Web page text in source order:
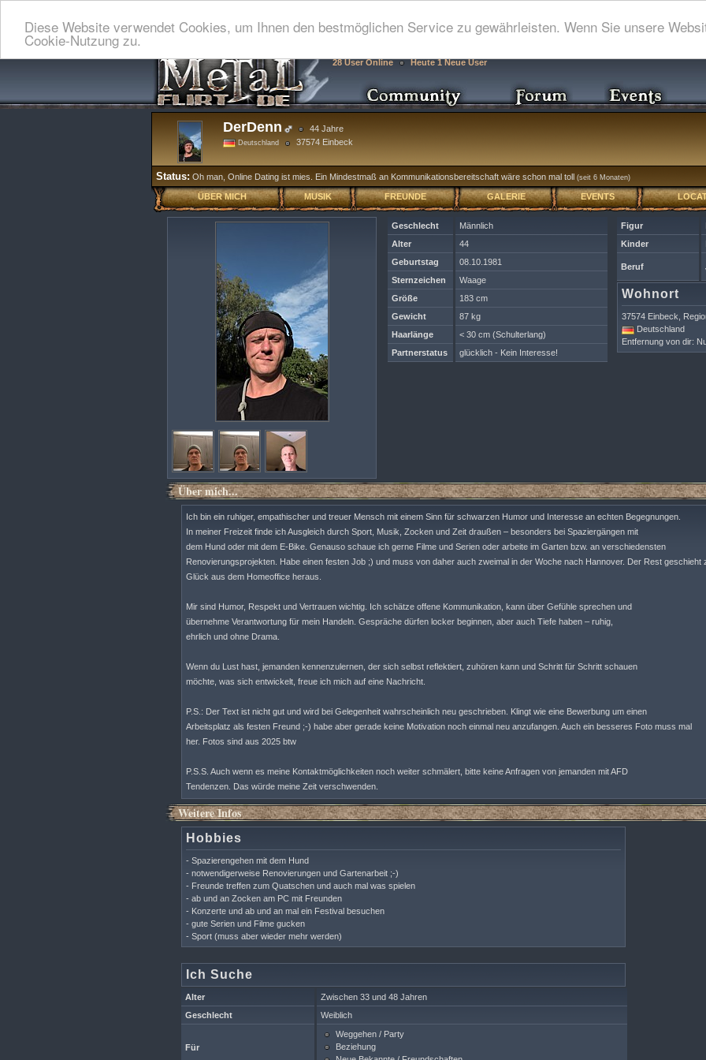
Diese Website verwendet Cookies, um Ihnen den bestmöglichen Service zu gewährleisten. Wenn Sie unsere
Cookie-Nutzung zu.
28 User Online Heute 1 Neue User
DerDenn 44 Jahre
Deutschland 37574 Einbeck
Status: Oh man, Online Dating ist mies. Ein Mindestmaß an Kommunikationsbereitschaft wäre schon mal toll (seit 6 Monaten)
ÜBER MICH MUSIK FREUNDE GALERIE EVENTS
Figur
Kinder
Beruf
Wohnort
37574 Einbeck,
Deutschland
Entfernung von dir:
Geschlecht
Männlich
Alter
44
Geburtstag
08.10.1981
Sternzeichen
Waage
Größe
183 cm
Gewicht
87 kg
Haarlänge
< 30 cm (Schulterlang)
Partnerstatus
glücklich - Kein Interesse!
Über mich...
Ich bin ein ruhiger, empathischer und treuer Mensch mit einem Sinn für schwarzen Humor und Interesse an echten Begegnungen.
In meiner Freizeit finde ich Ausgleich durch Sport, Musik, Zocken und Zeit draußen – besonders bei Spaziergängen mit
dem Hund oder mit dem E-Bike. Genauso schaue ich gerne Filme und Serien oder arbeite im Garten bzw. an verschiedensten
Renovierungsprojekten. Habe einen festen Job ;) und muss von daher auch zweimal in der Woche nach Hannover. Der Rest geschieht
Glück aus dem Homeoffice heraus.
Mir sind Humor, Respekt und Vertrauen wichtig. Ich schätze offene Kommunikation, kann über Gefühle sprechen und
übernehme Verantwortung für mein Handeln. Gespräche dürfen locker beginnen, aber auch Tiefe haben – ruhig,
ehrlich und ohne Drama.
Wenn du Lust hast, jemanden kennenzulernen, der sich selbst reflektiert, zuhören kann und Schritt für Schritt schauen
möchte, was sich entwickelt, freue ich mich auf eine Nachricht.
P.S.: Der Text ist nicht gut und wird bei Gelegenheit wahrscheinlich neu geschrieben. Klingt wie eine Bewerbung um einen
Arbeitsplatz als festen Freund ;-) habe aber gerade keine Motivation noch einmal neu anzufangen. Auch ein besseres Foto muss mal
her. Fotos sind aus 2025 btw
P.S.S. Auch wenn es meine Kontaktmöglichkeiten noch weiter schmälert, bitte keine Anfragen von jemanden mit AFD
Tendenzen. Das würde meine Zeit verschwenden.
Weitere Infos
Hobbies
- Spazierengehen mit dem Hund
- notwendigerweise Renovierungen und Gartenarbeit ;-)
- Freunde treffen zum Quatschen und auch mal was spielen
- ab und an Zocken am PC mit Freunden
- Konzerte und ab und an mal ein Festival besuchen
- gute Serien und Filme gucken
- Sport (muss aber wieder mehr werden)
Ich Suche
Alter
Zwischen 33 und 48 Jahren
Geschlecht
Weiblich
Für
Weggehen / Party
Beziehung